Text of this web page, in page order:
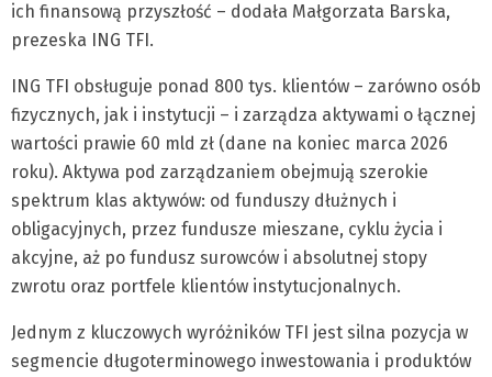
ich finansową przyszłość – dodała Małgorzata Barska,
prezeska ING TFI.
ING TFI obsługuje ponad 800 tys. klientów – zarówno osób
fizycznych, jak i instytucji – i zarządza aktywami o łącznej
wartości prawie 60 mld zł (dane na koniec marca 2026
roku). Aktywa pod zarządzaniem obejmują szerokie
spektrum klas aktywów: od funduszy dłużnych i
obligacyjnych, przez fundusze mieszane, cyklu życia i
akcyjne, aż po fundusz surowców i absolutnej stopy
zwrotu oraz portfele klientów instytucjonalnych.
Jednym z kluczowych wyróżników TFI jest silna pozycja w
segmencie długoterminowego inwestowania i produktów